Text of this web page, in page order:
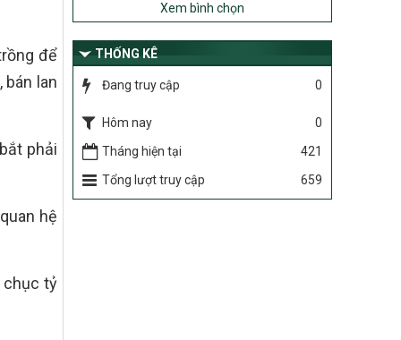
để
bán lan
phải
hệ
chục tỷ
núi giai đoạn 2026-2035, giai đoạn I: Từ
năm 2026 đến năm 2030
Nghị quyết số 08/2026/NQ-HĐND
Quy định nguyên tắc, tiêu chí, định mức
phân bổ ngân sách trung ương thực hiện
Chương trình mục tiêu quốc gia xây dựng
nông thôn mới, giảm nghèo bền vững và
phát triển kinh tế – xã hội vùng đồng bào
dân tộc thiểu số và miền núi giai đoạn
2026 – 2030 trên địa bàn tỉnh Nghệ An
Xem bình chọn
THỐNG KÊ
Đang truy cập 0
Hôm nay
0
Tháng hiện tại
421
Tổng lượt truy cập
659